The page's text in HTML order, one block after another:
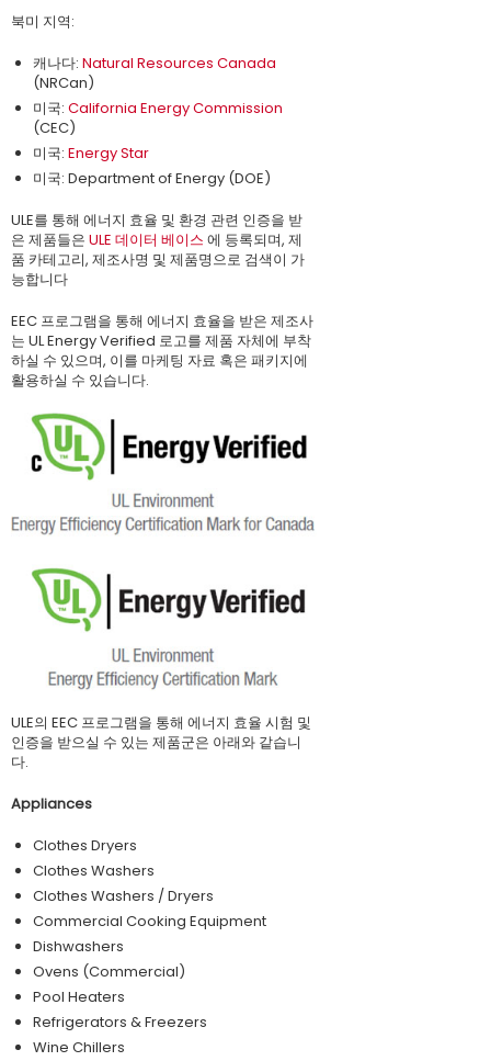
북미 지역:
캐나다: Natural Resources Canada
(NRCan)
미국: California Energy Commission
(CEC)
미국: Energy Star
미국: Department of Energy (DOE)
ULE를 통해 에너지 효율 및 환경 관련 인증을 받
은 제품들은 ULE 데이터 베이스 에 등록되며, 제
품 카테고리, 제조사명 및 제품명으로 검색이 가
능합니다
EEC 프로그램을 통해 에너지 효율을 받은 제조사
는 UL Energy Verified 로고를 제품 자체에 부착
하실 수 있으며, 이를 마케팅 자료 혹은 패키지에
활용하실 수 있습니다.
ULE의 EEC 프로그램을 통해 에너지 효율 시험 및
인증을 받으실 수 있는 제품군은 아래와 같습니
다.
Appliances
Clothes Dryers
Clothes Washers
Clothes Washers / Dryers
Commercial Cooking Equipment
Dishwashers
Ovens (Commercial)
Pool Heaters
Refrigerators & Freezers
Wine Chillers